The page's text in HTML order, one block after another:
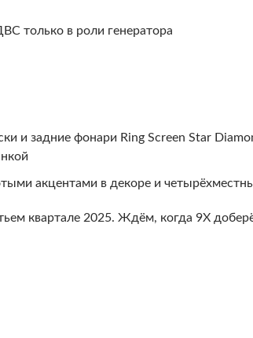
только в роли генератора
и задние фонари Ring Screen Star
акцентами в декоре и
квартале 2025. Ждём, когда 9X